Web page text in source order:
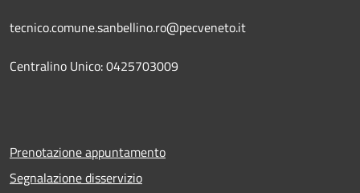
tecnico.comune.sanbellino.ro@pecveneto.it
Centralino Unico: 0425703009
Prenotazione appuntamento
Segnalazione disservizio